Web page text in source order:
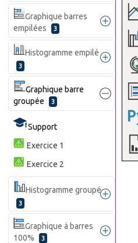
Graphique barres
empilées
3
Histogramme empilé
3
Graphique barre
groupée
3
Support
Exercice 1
Exercice 2
Histogramme groupé
3
Graphique à barres
100%
3